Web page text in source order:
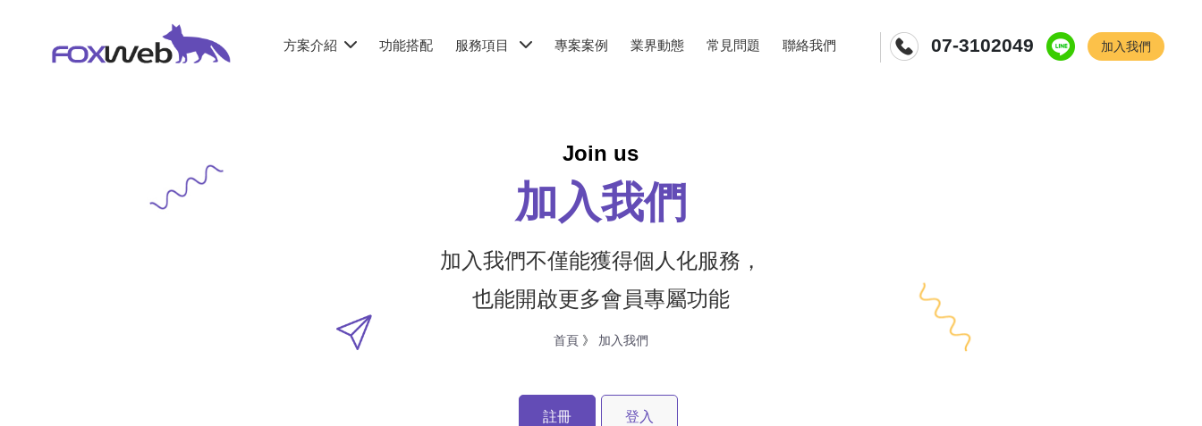
方案介紹 功能搭配 服務項目 專案案例 業界動態 常見問題 聯絡我們 07-3102049 加入我們
Join us
加入我們
加入我們不僅能獲得個人化服務，
也能開啟更多會員專屬功能
首頁》 加入我們
註冊 登入